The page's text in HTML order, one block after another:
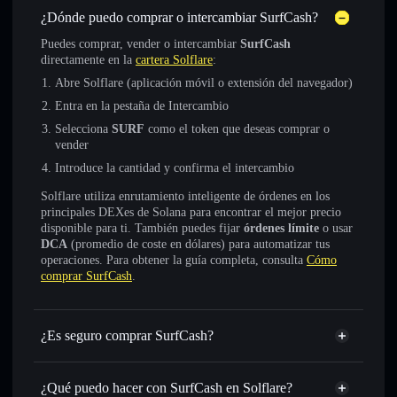
¿Dónde puedo comprar o intercambiar SurfCash?
Puedes comprar, vender o intercambiar SurfCash
directamente en la cartera Solflare:
Abre Solflare (aplicación móvil o extensión del navegador)
Entra en la pestaña de Intercambio
Selecciona SURF como el token que deseas comprar o
vender
Introduce la cantidad y confirma el intercambio
Solflare utiliza enrutamiento inteligente de órdenes en los
principales DEXes de Solana para encontrar el mejor precio
disponible para ti. También puedes fijar órdenes límite o usar
DCA (promedio de coste en dólares) para automatizar tus
operaciones. Para obtener la guía completa, consulta Cómo
comprar SurfCash.
¿Es seguro comprar SurfCash?
SurfCash token verificado
¿Qué puedo hacer con SurfCash en Solflare?